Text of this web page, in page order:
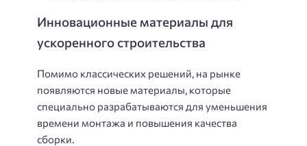
Инновационные материалы для
ускоренного строительства
Помимо классических решений, на рынке
появляются новые материалы, которые
специально разрабатываются для уменьшения
времени монтажа и повышения качества
сборки.